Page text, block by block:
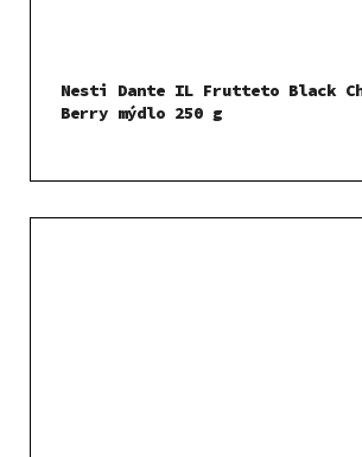
Nesti Dante IL Frutteto Black
Berry mýdlo 250 g